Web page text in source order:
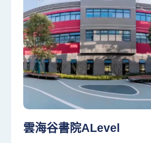
雲海谷書院ALevel